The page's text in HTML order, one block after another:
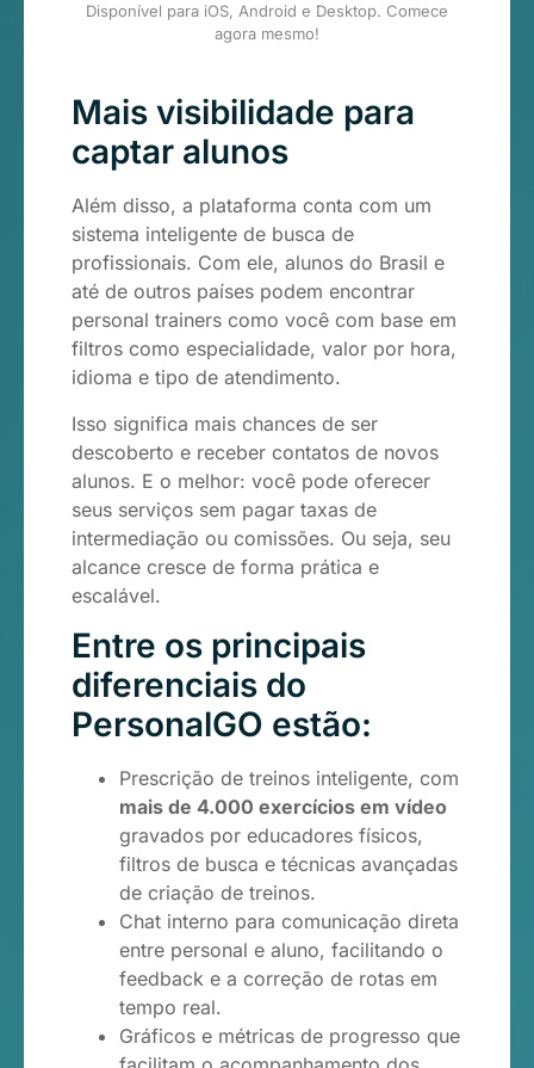
Disponível para iOS, Android e Desktop. Comece
agora mesmo!
Mais visibilidade para
captar alunos
Além disso, a plataforma conta com um
sistema inteligente de busca de
profissionais. Com ele, alunos do Brasil e
até de outros países podem encontrar
personal trainers como você com base em
filtros como especialidade, valor por hora,
idioma e tipo de atendimento.
Isso significa mais chances de ser
descoberto e receber contatos de novos
alunos. E o melhor: você pode oferecer
seus serviços sem pagar taxas de
intermediação ou comissões. Ou seja, seu
alcance cresce de forma prática e
escalável.
Entre os principais
diferenciais do
PersonalGO estão:
Prescrição de treinos inteligente, com
mais de 4.000 exercícios em vídeo
gravados por educadores físicos,
filtros de busca e técnicas avançadas
de criação de treinos.
Chat interno para comunicação direta
entre personal e aluno, facilitando o
feedback e a correção de rotas em
tempo real.
Gráficos e métricas de progresso que